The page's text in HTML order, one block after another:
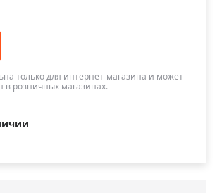
только для интернет-магазина и может
в розничных магазинах.